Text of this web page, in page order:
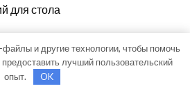
для стола
файлы и другие технологии, чтобы помочь
лучший пользовательский
опыт.
OK